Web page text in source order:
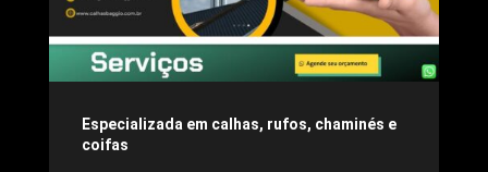
Especializada em calhas, rufos, chaminés e
coifas